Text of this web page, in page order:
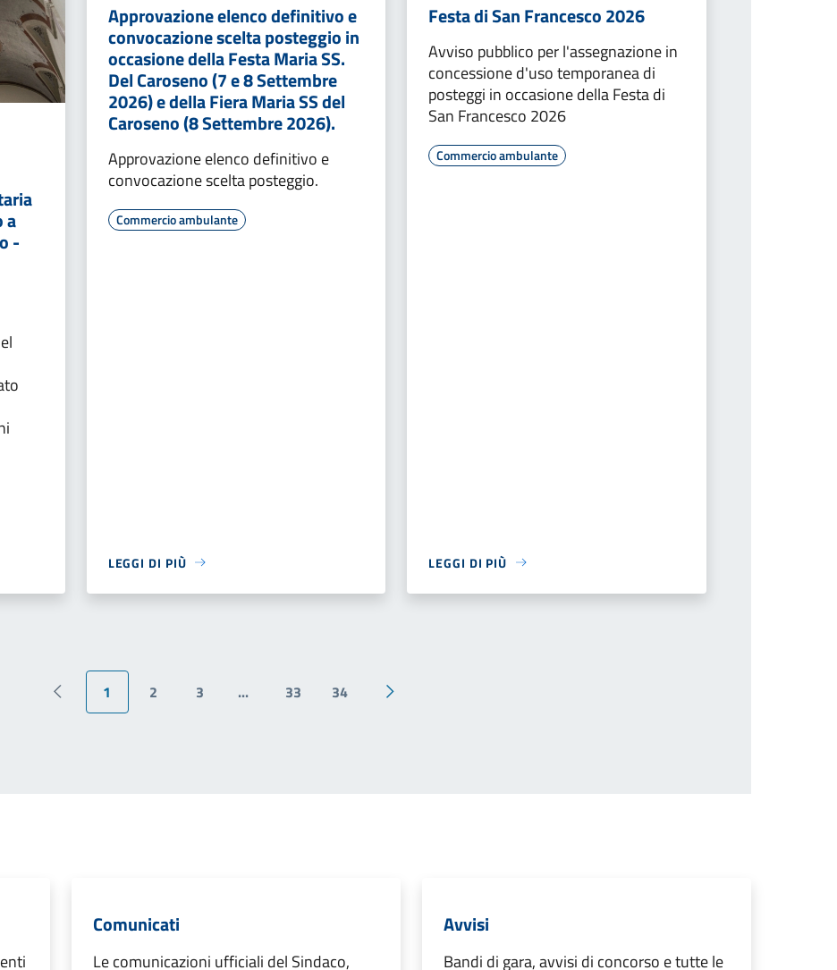
a
-
Approvazione elenco definitivo e
convocazione scelta posteggio in
occasione della Festa Maria SS.
Del Caroseno (7 e 8 Settembre
2026) e della Fiera Maria SS del
Caroseno (8 Settembre 2026).
Approvazione elenco definitivo e
convocazione scelta posteggio.
Commercio ambulante
LEGGI DI PIÙ
Festa di San Francesco 2026
Avviso pubblico per l'assegnazione in
concessione d'uso temporanea di
posteggi in occasione della Festa di
San Francesco 2026
Commercio ambulante
LEGGI DI PIÙ
Pagina precedente
1 2 3 ... 33 34
Pagina successiva
Comunicati
Le comunicazioni ufficiali del Sindaco,
Avvisi
Bandi di gara, avvisi di concorso e tutte le